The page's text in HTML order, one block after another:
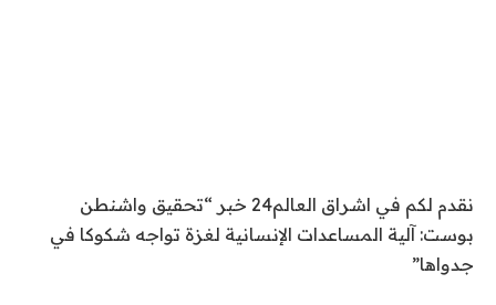
نقدم لكم في اشراق العالم24 خبر “تحقيق واشنطن
بوست: آلية المساعدات الإنسانية لغزة تواجه شكوكا في
جدواها”